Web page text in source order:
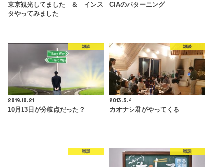
東京観光してました ＆ インス
タやってみました
CIAのパターニング
雑談
2019.10.21
10月13日が分岐点だった？
雑談
2013.5.4
カオナシ君がやってくる
雑談 雑談